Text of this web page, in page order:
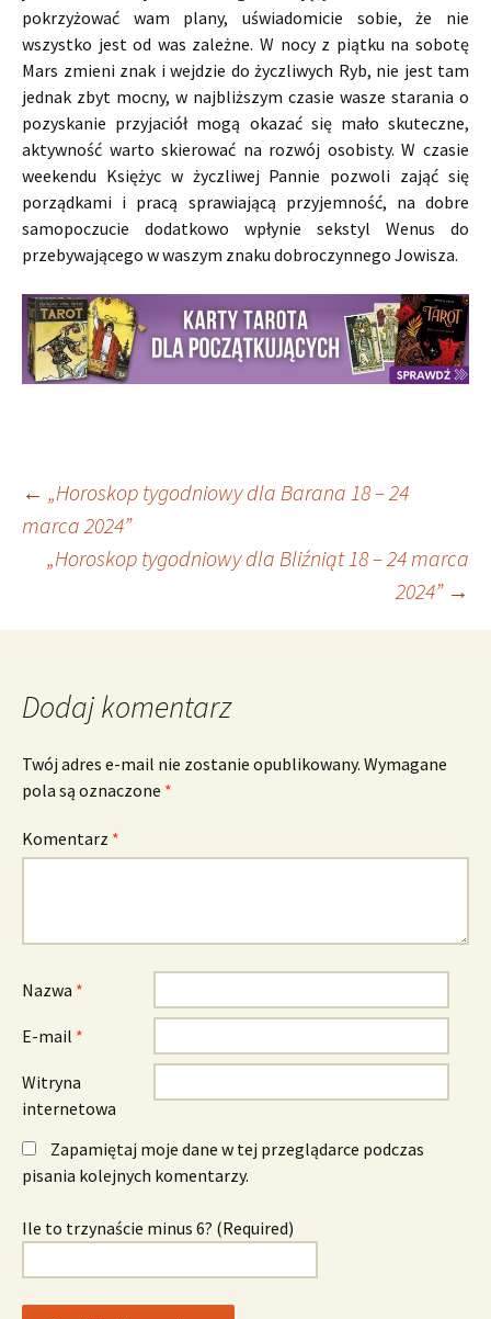
pokrzyżować wam plany, uświadomicie sobie, że nie
wszystko jest od was zależne. W nocy z piątku na sobotę
Mars zmieni znak i wejdzie do życzliwych Ryb, nie jest tam
jednak zbyt mocny, w najbliższym czasie wasze starania o
pozyskanie przyjaciół mogą okazać się mało skuteczne,
aktywność warto skierować na rozwój osobisty. W czasie
weekendu Księżyc w życzliwej Pannie pozwoli zająć się
porządkami i pracą sprawiającą przyjemność, na dobre
samopoczucie dodatkowo wpłynie sekstyl Wenus do
przebywającego w waszym znaku dobroczynnego Jowisza.
Nawigacja
wpisu
← „Horoskop tygodniowy dla Barana 18 – 24
marca 2024”
„Horoskop tygodniowy dla Bliźniąt 18 – 24 marca
2024” →
Dodaj komentarz
Twój adres e-mail nie zostanie opublikowany. Wymagane
pola są oznaczone *
Komentarz *
Nazwa *
E-mail *
Witryna
internetowa
Zapamiętaj moje dane w tej przeglądarce podczas
pisania kolejnych komentarzy.
Ile to trzynaście minus 6? (Required)